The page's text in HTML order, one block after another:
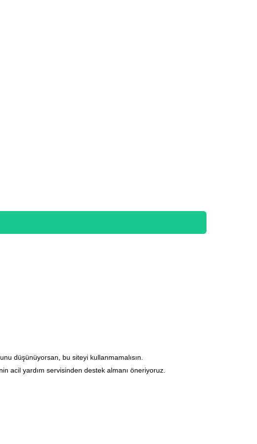
düşünüyorsan, bu siteyi kullanmamalısın.
acil yardım servisinden destek almanı öneriyoruz.